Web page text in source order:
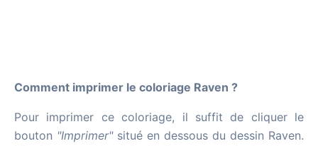
Comment imprimer le coloriage Raven ?
Pour imprimer ce coloriage, il suffit de cliquer le
bouton "Imprimer"situé en dessous du dessin Raven.